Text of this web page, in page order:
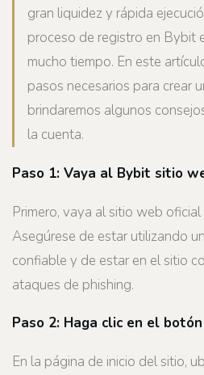
gran liquidez y rápida
proceso de registro en Bybit
mucho tiempo. En este
pasos necesarios para crear
brindaremos algunos
la cuenta.
Paso 1: Vaya al Bybit sitio
Primero, vaya al sitio web
Asegúrese de estar utilizando
confiable y de estar en el sitio
ataques de phishing.
Paso 2: Haga clic en el
En la página de inicio del sitio,